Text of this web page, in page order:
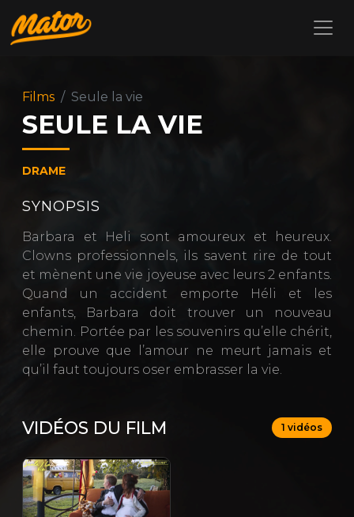
Films Seule la vie
SEULE LA VIE
DRAME
SYNOPSIS
Barbara et Heli sont amoureux et heureux.
Clowns professionnels, ils savent rire de tout
et mènent une vie joyeuse avec leurs 2 enfants.
Quand un accident emporte Héli et les
enfants, Barbara doit trouver un nouveau
chemin. Portée par les souvenirs qu’elle chérit,
elle prouve que l’amour ne meurt jamais et
qu’il faut toujours oser embrasser la vie.
VIDÉOS DU FILM 1 vidéos